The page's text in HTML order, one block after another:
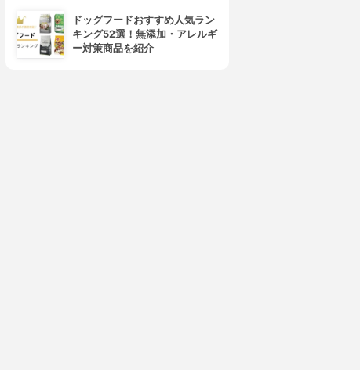
ドッグフードおすすめ人気ラン
キング52選！無添加・アレルギ
ー対策商品を紹介